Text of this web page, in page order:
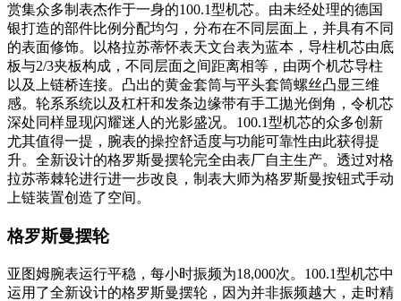
赏集众多制表杰作于一身的100.1型机芯。由未经处理的德国
银打造的部件比例分配均匀，分布在不同层面上，并具有不同
的表面修饰。以格拉苏蒂怀表天文台表为蓝本，导柱机芯由底
板与2/3夹板构成，不同层面之间距离相等，由两个机芯导柱
以及上链桥连接。凸出的黄金套筒与平头套筒螺丝凸显三维
感。轮系系统以及杠杆和发条边缘带有手工拋光倒角，令机芯
深处同样显现闪耀迷人的光影盛况。100.1型机芯的众多创新
尤其值得一提，腕表的操控舒适度与功能可靠性由此获得提
升。全新设计的格罗斯曼摆轮完全由表厂自主生产。透过对格
拉苏蒂棘轮进行进一步改良，制表大师为格罗斯曼按钮式手动
上链装置创造了空间。
格罗斯曼摆轮
亚图姆腕表运行平稳，每小时振频为18,000次。100.1型机芯中
运用了全新设计的格罗斯曼摆轮，因为并非振频越大，走时精